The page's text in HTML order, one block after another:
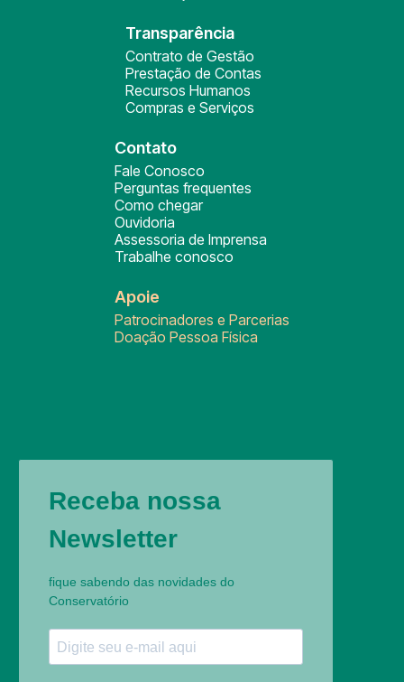
Transparência
Contrato de Gestão
Prestação de Contas
Recursos Humanos
Compras e Serviços
Contato
Fale Conosco
Perguntas frequentes
Como chegar
Ouvidoria
Assessoria de Imprensa
Trabalhe conosco
Apoie
Patrocinadores e Parcerias
Doação Pessoa Física